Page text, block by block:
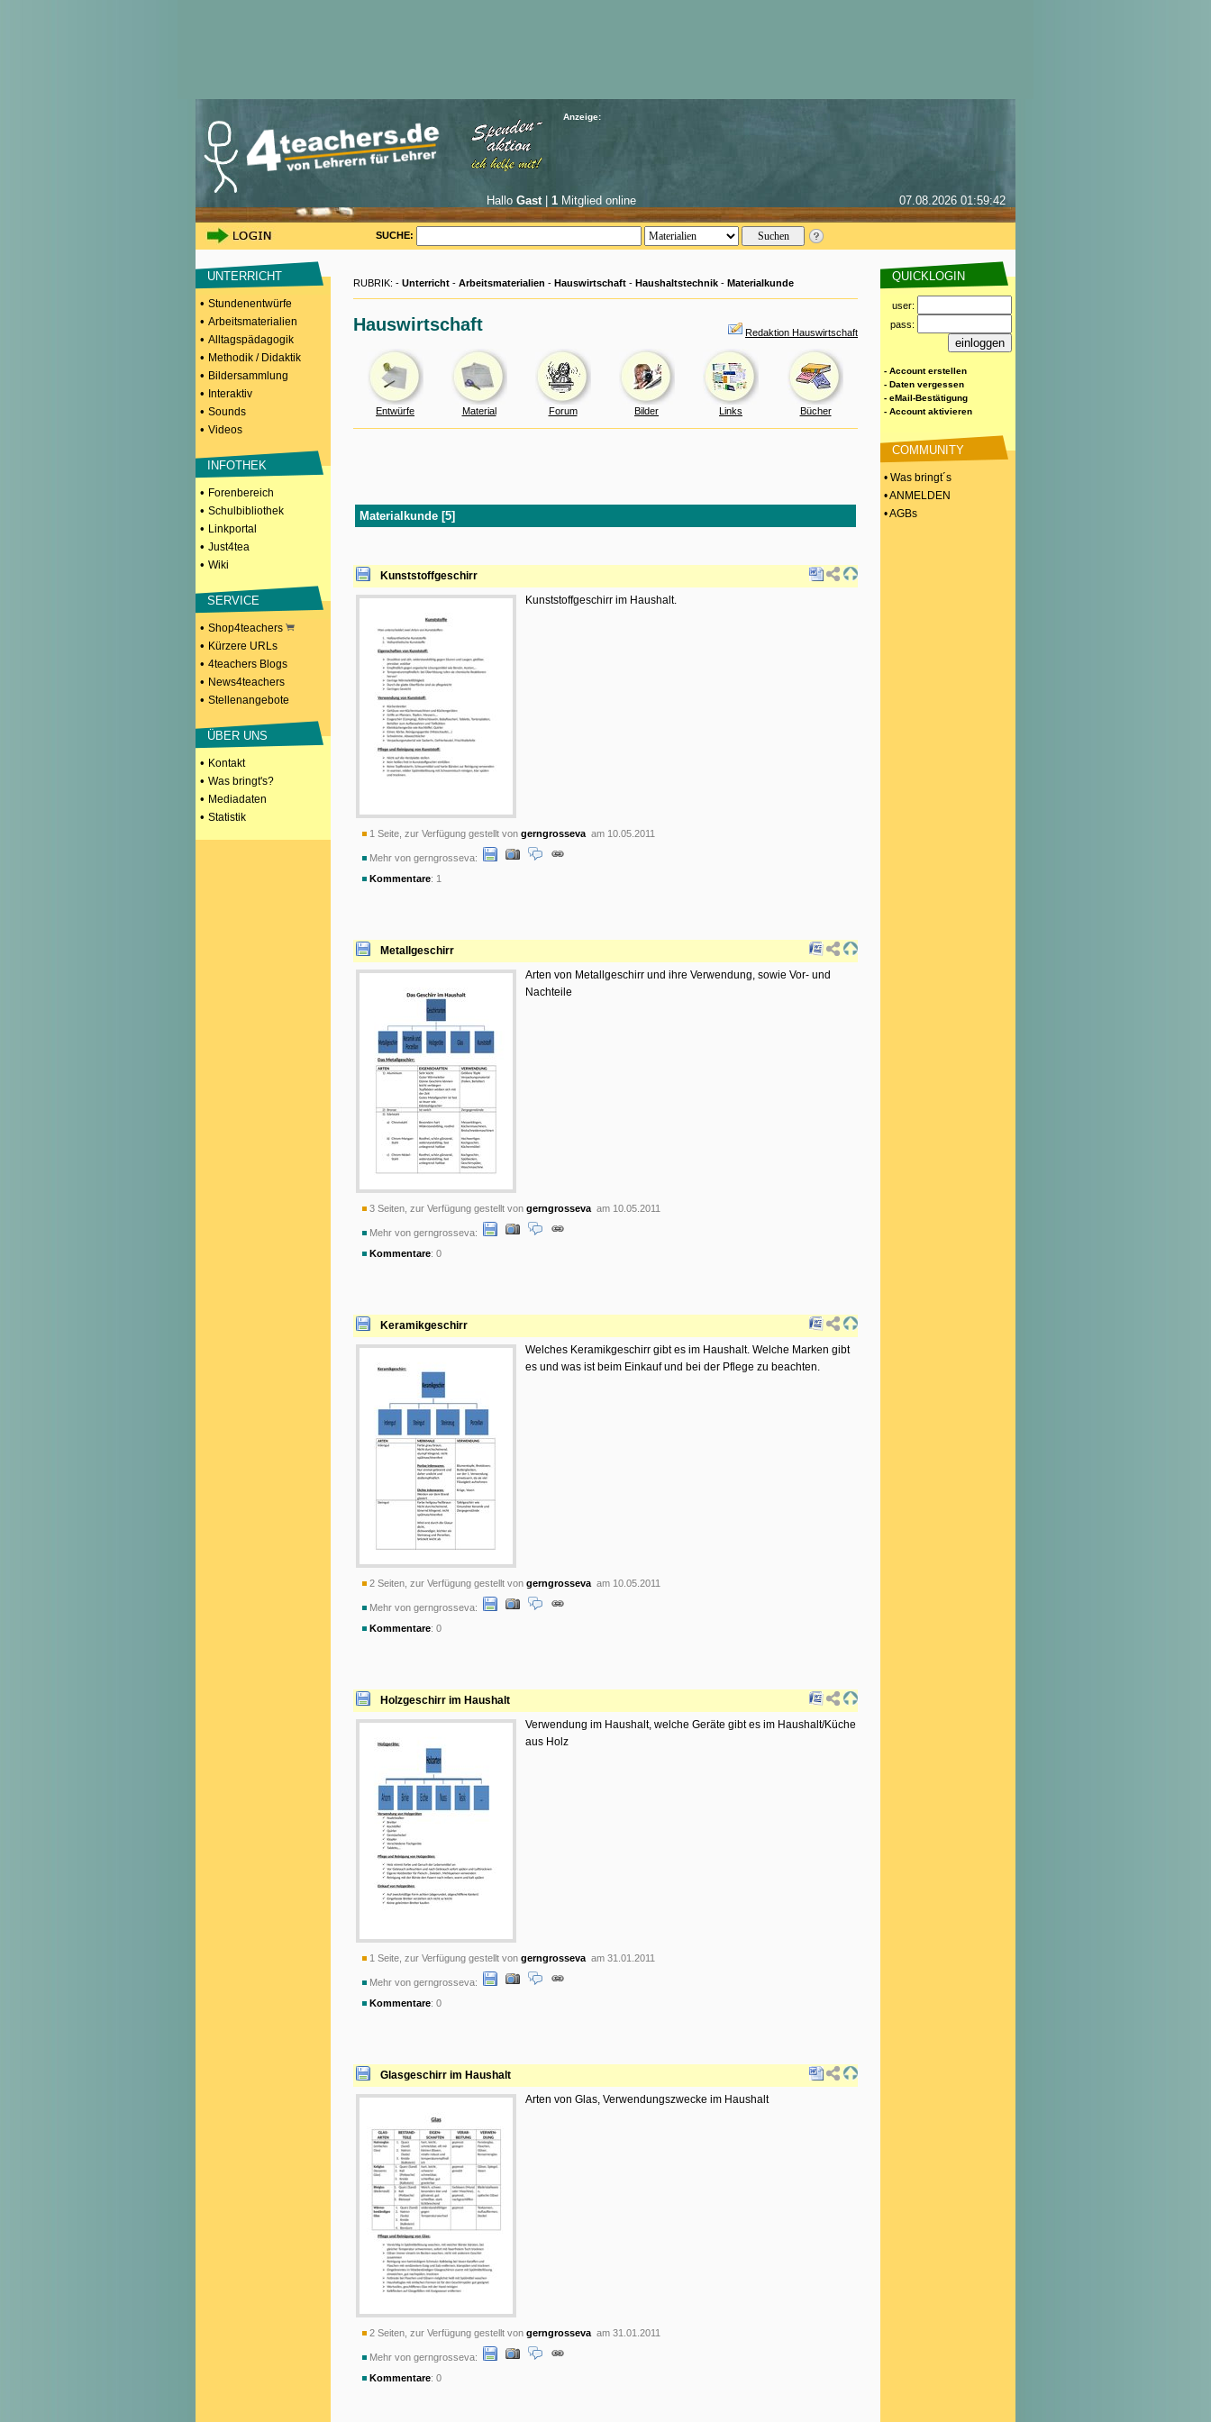
Anzeige:
Hallo Gast| 1 Mitglied online 07.08.2026 01:59:42
SUCHE:
UNTERRICHT
• Stundenentwürfe
• Arbeitsmaterialien
• Alltagspädagogik
• Methodik / Didaktik
• Bildersammlung
• Interaktiv
• Sounds
• Videos
INFOTHEK
• Forenbereich
• Schulbibliothek
• Linkportal
• Just4tea
• Wiki
SERVICE
• Shop4teachers
• Kürzere URLs
• 4teachers Blogs
• News4teachers
• Stellenangebote
ÜBER UNS
• Kontakt
• Was bringt's?
• Mediadaten
• Statistik
RUBRIK: - Unterricht - Arbeitsmaterialien - Hauswirtschaft - Haushaltstechnik - Materialkunde
Hauswirtschaft Redaktion Hauswirtschaft
Entwürfe Material Forum Bilder Links Bücher
Materialkunde [5]
Kunststoffgeschirr
Kunststoffgeschirr im Haushalt.
1 Seite, zur Verfügung gestellt von gerngrosseva am 10.05.2011
Mehr von gerngrosseva:
Kommentare: 1
Metallgeschirr
Arten von Metallgeschirr und ihre Verwendung, sowie Vor- und
Nachteile
3 Seiten, zur Verfügung gestellt von gerngrosseva am 10.05.2011
Mehr von gerngrosseva:
Kommentare: 0
Keramikgeschirr
Welches Keramikgeschirr gibt es im Haushalt. Welche Marken gibt
es und was ist beim Einkauf und bei der Pflege zu beachten.
2 Seiten, zur Verfügung gestellt von gerngrosseva am 10.05.2011
Mehr von gerngrosseva:
Kommentare: 0
Holzgeschirr im Haushalt
Verwendung im Haushalt, welche Geräte gibt es im Haushalt/Küche
aus Holz
1 Seite, zur Verfügung gestellt von gerngrosseva am 31.01.2011
Mehr von gerngrosseva:
Kommentare: 0
Glasgeschirr im Haushalt
Arten von Glas, Verwendungszwecke im Haushalt
2 Seiten, zur Verfügung gestellt von gerngrosseva am 31.01.2011
Mehr von gerngrosseva:
Kommentare: 0
QUICKLOGIN
user:
pass:
- Account erstellen
- Daten vergessen
- eMail-Bestätigung
- Account aktivieren
COMMUNITY
• Was bringt´s
• ANMELDEN
• AGBs